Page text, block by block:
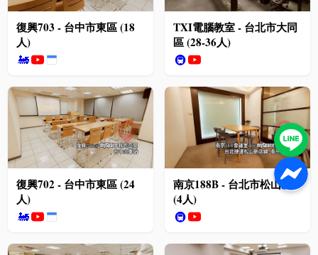
復興703 - 台中市東區 (18
人)
🚂
TXI電腦教室 - 台北市大同
區 (28-36人)
🚇
復興702 - 台中市東區 (24
人)
🚂
南京188B - 台北市松山區
(4人)
🚇